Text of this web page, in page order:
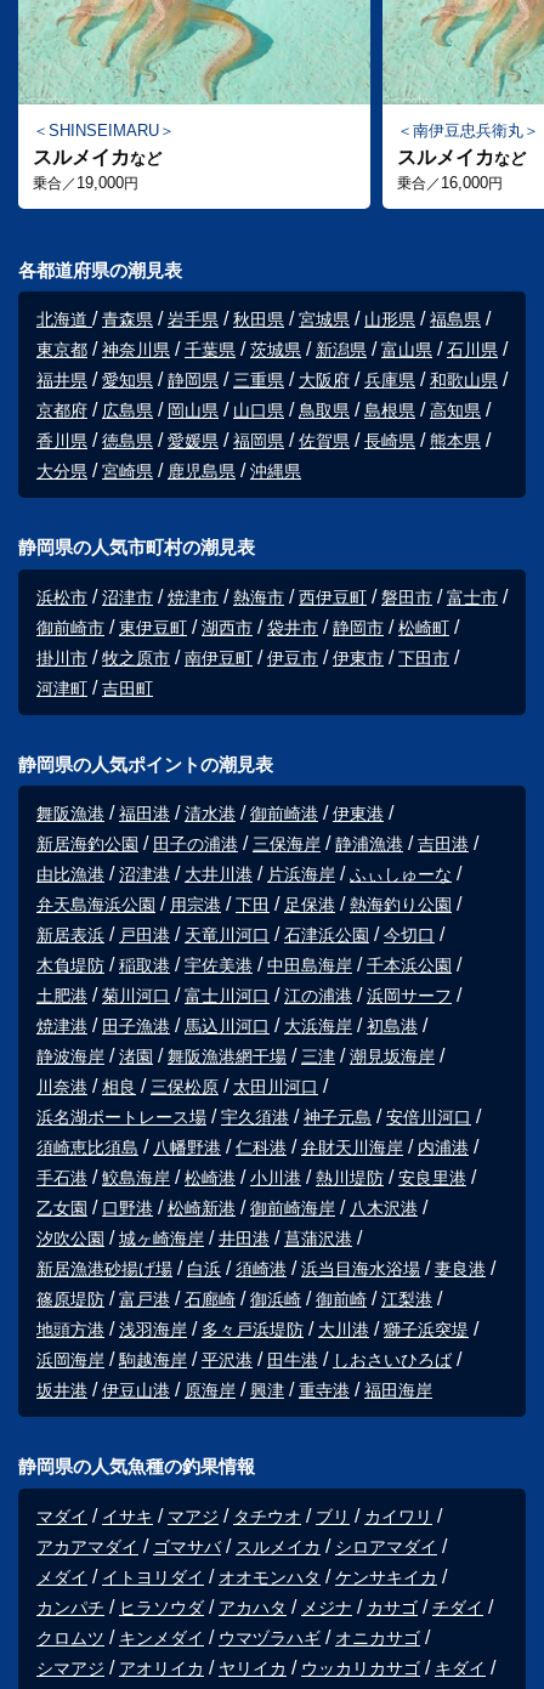
SHINSEIMARU
スルメイカなど
乗合／ 19,000円
南伊豆忠兵衛丸
スルメイカなど
乗合／ 16,000円
各都道府県の潮見表
北海道 青森県 岩手県 秋田県 宮城県 山形県
福島県
東京都
神奈川県 千葉県 茨城県 新潟県 富山県
石川県
福井県
愛知県 静岡県 三重県 大阪府 兵庫県
和歌山県
京都府
広島県 岡山県 山口県 鳥取県 島根県
高知県
香川県
徳島県 愛媛県 福岡県 佐賀県 長崎県
熊本県
大分県
宮崎県 鹿児島県 沖縄県
静岡県の人気市町村の潮見表
浜松市 沼津市 焼津市 熱海市 西伊豆町 磐田市
富士市
御前崎市
東伊豆町 湖西市 袋井市 静岡市
松崎町
掛川市
牧之原市 南伊豆町 伊豆市 伊東市
下田市
河津町
吉田町
静岡県の人気ポイントの潮見表
舞阪漁港 福田港 清水港 御前崎港
伊東港
新居海釣公園
田子の浦港 三保海岸 静浦漁港
吉田港
由比漁港
沼津港 大井川港 片浜海岸
ふぃしゅーな
弁天島海浜公園
用宗港 下田 足保港
熱海釣り公園
新居表浜
戸田港 天竜川河口 石津浜公園
今切口
木負堤防
稲取港 宇佐美港 中田島海岸
千本浜公園
土肥港
菊川河口 富士川河口 江の浦港
浜岡サーフ
焼津港
田子漁港 馬込川河口 大浜海岸
初島港
静波海岸
渚園 舞阪漁港網干場 三津
潮見坂海岸
川奈港
相良 三保松原
太田川河口
浜名湖ボートレース場
宇久須港 神子元島
安倍川河口
須崎恵比須島
八幡野港 仁科港 弁財天川海岸
内浦港
手石港
鮫島海岸 松崎港 小川港 熱川堤防
安良里港
乙女園
口野港 松崎新港 御前崎海岸
八木沢港
汐吹公園
城ヶ崎海岸 井田港
菖蒲沢港
新居漁港砂揚げ場
白浜 須崎港 浜当目海水浴場
妻良港
篠原堤防
富戸港 石廊崎 御浜崎 御前崎
江梨港
地頭方港
浅羽海岸 多々戸浜堤防 大川港
獅子浜突堤
浜岡海岸
駒越海岸 平沢港 田牛港
しおさいひろば
坂井港
伊豆山港 原海岸 興津 重寺港 福田海岸
静岡県の人気魚種の釣果情報
マダイ イサキ マアジ タチウオ ブリ
カイワリ
アカアマダイ
ゴマサバ スルメイカ
シロアマダイ
メダイ
イトヨリダイ オオモンハタ
ケンサキイカ
カンパチ
ヒラソウダ アカハタ メジナ カサゴ
チダイ
クロムツ
キンメダイ ウマヅラハギ
オニカサゴ
シマアジ
アオリイカ ヤリイカ ウッカリカサゴ
キダイ